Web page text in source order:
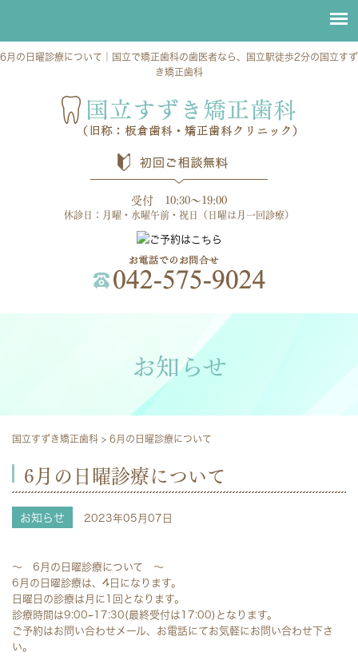
6月の日曜診療について｜国立で矯正歯科の歯医者なら、国立駅徒歩2分の国立すず
き矯正歯科
受付 10:30～19:00
休診日：月曜・水曜午前・祝日（日曜は月一回診療）
お知らせ
国立すずき矯正歯科 > 6月の日曜診療について
6月の日曜診療について
お知らせ 2023年05月07日
～ 6月の日曜診療について ～
6月の日曜診療は、4日になります。
日曜日の診療は月に1回となります。
診療時間は9:00~17:30(最終受付は17:00)となります。
ご予約はお問い合わせメール、お電話にてお気軽にお問い合わせ下さ
い。